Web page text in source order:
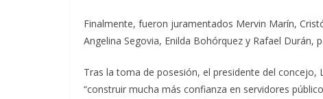
Finalmente, fueron juramentados Mervin Marín,
Angelina Segovia, Enilda Bohórquez y Rafael Durán,
Tras la toma de posesión, el presidente del
“construir mucha más confianza en servidores